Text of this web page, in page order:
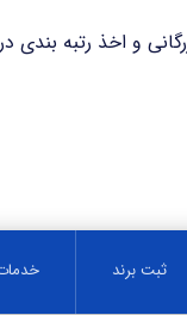
رتبه بندی در کمترین
ثبت برند